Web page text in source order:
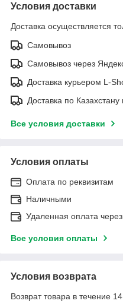
Условия доставки
Доставка осуществляется
Самовывоз
Самовывоз через
Доставка курьером L-
Доставка по
Все условия доставки
Условия оплаты
Оплата по реквизитам
Наличными
Удаленная оплата
Все условия оплаты
Условия возврата
Возврат товара в течение